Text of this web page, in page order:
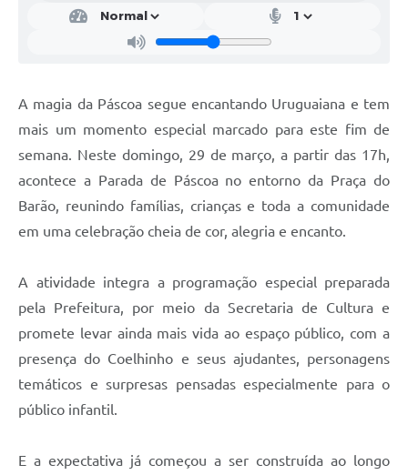
Contratos
Contas Públicas
Links
Telefones Úteis
A magia da Páscoa segue encantando Uruguaiana e tem
mais um momento especial marcado para este fim de
semana. Neste domingo, 29 de março, a partir das 17h,
acontece a Parada de Páscoa no entorno da Praça do
Barão, reunindo famílias, crianças e toda a comunidade
em uma celebração cheia de cor, alegria e encanto.
A atividade integra a programação especial preparada
pela Prefeitura, por meio da Secretaria de Cultura e
promete levar ainda mais vida ao espaço público, com a
presença do Coelhinho e seus ajudantes, personagens
temáticos e surpresas pensadas especialmente para o
público infantil.
E a expectativa já começou a ser construída ao longo